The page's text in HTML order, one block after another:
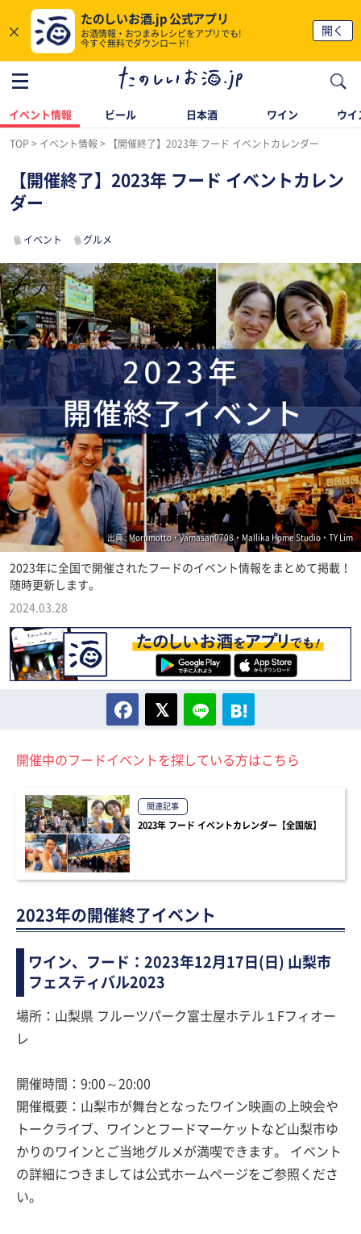
×
たのしいお酒.jp 公式アプリ
お酒情報・おつまみレシピをアプリでも!
今すぐ無料でダウンロード!
開く
イベント情報 ビール 日本酒 ワイン ウイ
TOP イベント情報 【開催終了】2023年 フード イベントカレンダー
【開催終了】2023年 フード イベントカレン
ダー
イベント グルメ
出典 : Morumotto・yamasan0708・Mallika Home Studio・TY Lim
2023年に全国で開催されたフードのイベント情報をまとめて掲載！
随時更新します。
2024.03.28
開催中のフードイベントを探している方はこちら
関連記事
2023年 フード イベントカレンダー【全国版】
2023年の開催終了イベント
ワイン、フード：2023年12月17日(日) 山梨市
フェスティバル2023
場所：山梨県 フルーツパーク富士屋ホテル１Fフィオー
レ
開催時間：9:00～20:00
開催概要：山梨市が舞台となったワイン映画の上映会や
トークライブ、ワインとフードマーケットなど山梨市ゆ
かりのワインとご当地グルメが満喫できます。 イベント
の詳細につきましては公式ホームページをご参照くださ
い。